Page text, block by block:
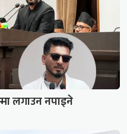
लगाउन नपाइने